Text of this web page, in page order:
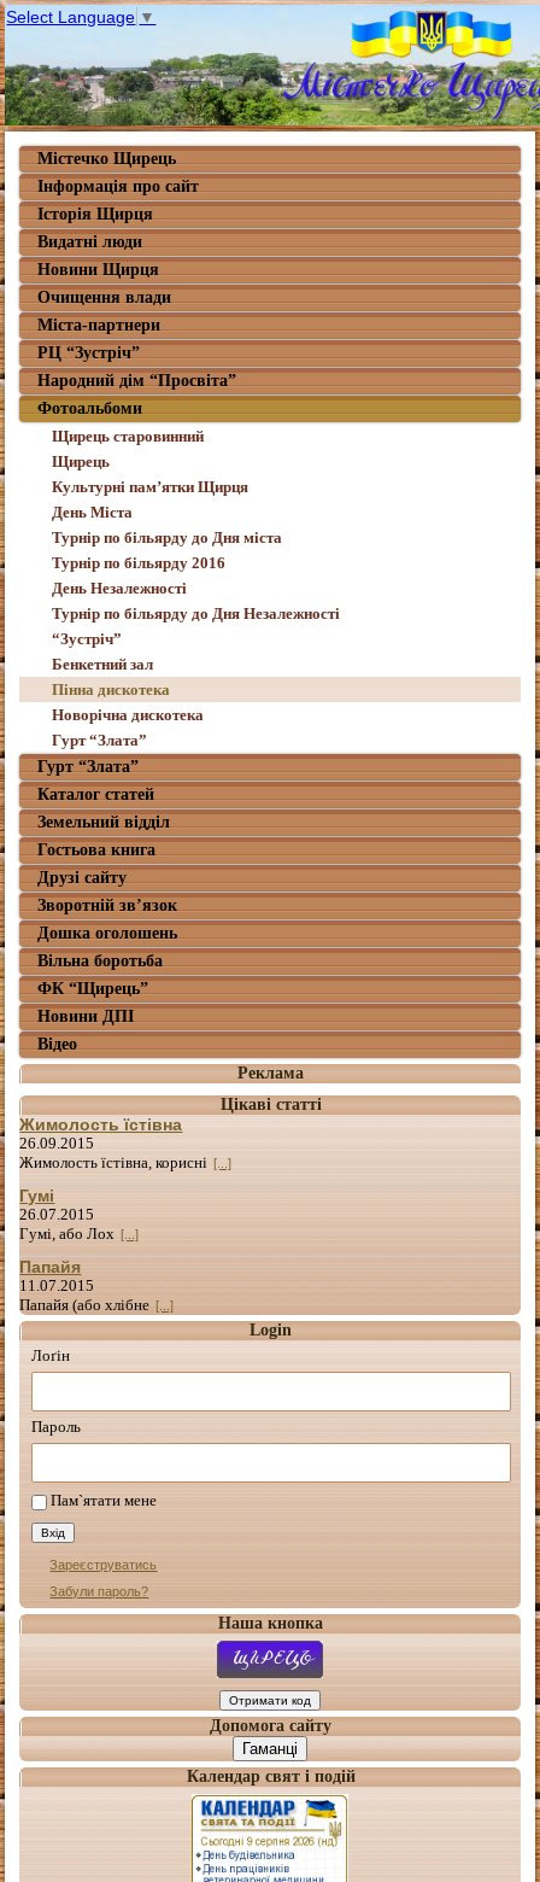
Select Language ▼
Містечко Щирець
Інформація про сайт
Історія Щирця
Видатні люди
Новини Щирця
Очищення влади
Міста-партнери
РЦ “Зустріч”
Народний дім “Просвіта”
Фотоальбоми
Щирець старовинний
Щирець
Культурні пам’ятки Щирця
День Міста
Турнір по більярду до Дня міста
Турнір по більярду 2016
День Незалежності
Турнір по більярду до Дня Незалежності
“Зустріч”
Бенкетний зал
Пінна дискотека
Новорічна дискотека
Гурт “Злата”
Гурт “Злата”
Каталог статей
Земельний відділ
Гостьова книга
Друзі сайту
Зворотній зв’язок
Дошка оголошень
Вільна боротьба
ФК “Щирець”
Новини ДПІ
Відео
Реклама
Цікаві статті
Жимолость їстівна
26.09.2015
Жимолость їстівна, корисні [...]
Гумі
26.07.2015
Гумі, або Лох [...]
Папайя
11.07.2015
Папайя (або хлібне [...]
Login
Лоґін
Пароль
Пам`ятати мене
Зареєструватись
Забули пароль?
Наша кнопка
Допомога сайту
Гаманці
Календар свят і подій